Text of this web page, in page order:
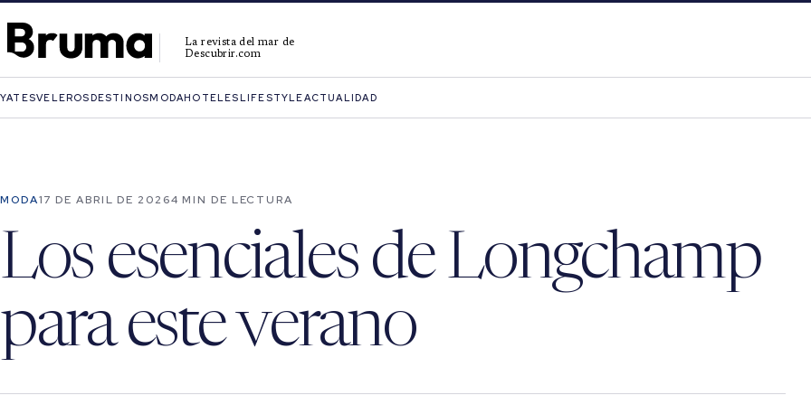
La revista del mar de
Descubrir.com
YATESVELEROSDESTINOSMODAHOTELESLIFESTYLEACTUALIDAD
MODA17 DE ABRIL DE 20264 MIN DE LECTURA
Los esenciales de Longchamp
para este verano